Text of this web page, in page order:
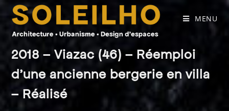
Skip
content
MENU
2018 – Viazac (46) – Réemploi
d’une ancienne bergerie en villa
– Réalisé